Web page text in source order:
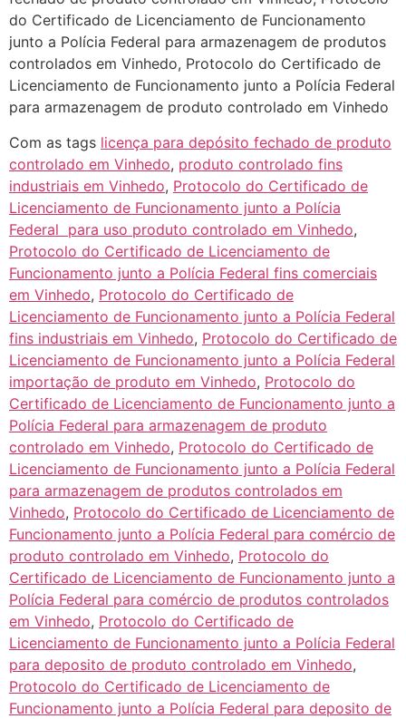
do Certificado de Licenciamento de Funcionamento
junto a Polícia Federal para armazenagem de produtos
controlados em Vinhedo, Protocolo do Certificado de
Licenciamento de Funcionamento junto a Polícia Federal
para armazenagem de produto controlado em Vinhedo
Com as tags licença para depósito fechado de produto
controlado em Vinhedo, produto controlado fins
industriais em Vinhedo, Protocolo do Certificado de
Licenciamento de Funcionamento junto a Polícia
Federal para uso produto controlado em Vinhedo,
Protocolo do Certificado de Licenciamento de
Funcionamento junto a Polícia Federal fins comerciais
em Vinhedo, Protocolo do Certificado de
Licenciamento de Funcionamento junto a Polícia Federal
fins industriais em Vinhedo, Protocolo do Certificado de
Licenciamento de Funcionamento junto a Polícia Federal
importação de produto em Vinhedo, Protocolo do
Certificado de Licenciamento de Funcionamento junto a
Polícia Federal para armazenagem de produto
controlado em Vinhedo, Protocolo do Certificado de
Licenciamento de Funcionamento junto a Polícia Federal
para armazenagem de produtos controlados em
Vinhedo, Protocolo do Certificado de Licenciamento de
Funcionamento junto a Polícia Federal para comércio de
produto controlado em Vinhedo, Protocolo do
Certificado de Licenciamento de Funcionamento junto a
Polícia Federal para comércio de produtos controlados
em Vinhedo, Protocolo do Certificado de
Licenciamento de Funcionamento junto a Polícia Federal
para deposito de produto controlado em Vinhedo,
Protocolo do Certificado de Licenciamento de
Funcionamento junto a Polícia Federal para deposito de